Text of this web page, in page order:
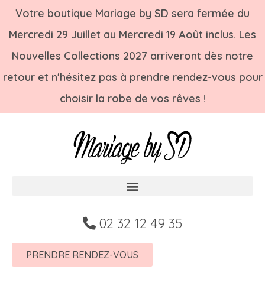
Votre boutique Mariage by SD sera fermée du
Mercredi 29 Juillet au Mercredi 19 Août inclus. Les
Nouvelles Collections 2027 arriveront dès notre
retour et n'hésitez pas à prendre rendez-vous pour
choisir la robe de vos rêves !
02 32 12 49 35
PRENDRE RENDEZ-VOUS